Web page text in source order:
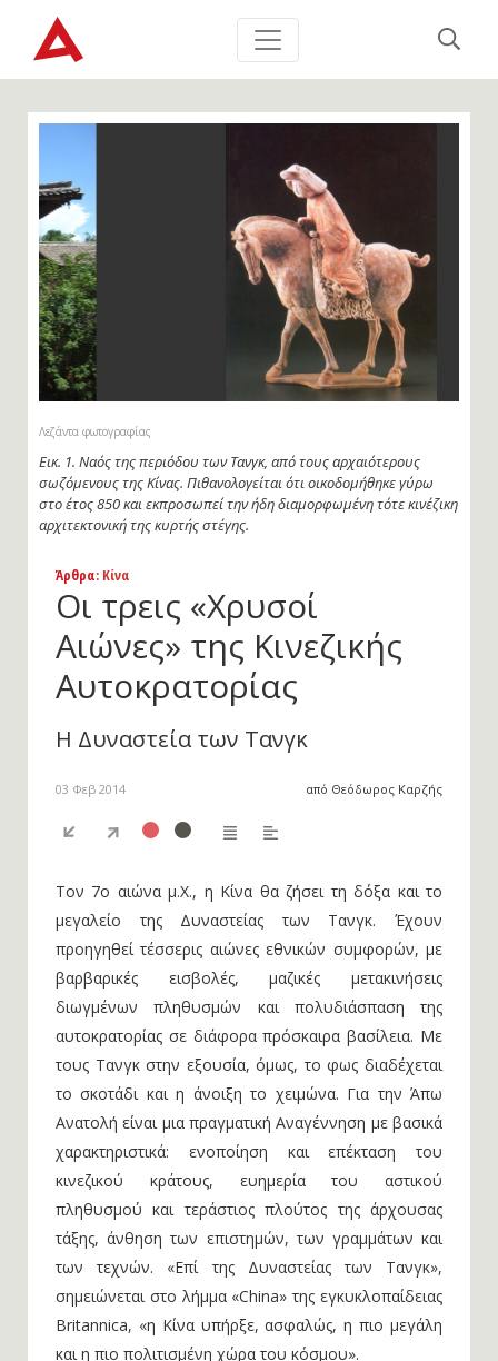
Λεζάντα φωτογραφίας
Εικ. 2. Αυτό το λεπτότατης τέχνης αγαλματίδιο ανασύρθηκε από το
ταφικό μνημείο της περιόδου των Τανγκ. Αποτελεί ένα από τα
τεκμήρια της εξαιρετικής θέσης των γυναικών στους «χρυσούς
αιώνες» της Κινεζικής Αυτοκρατορίας.
Άρθρα: Κίνα
Οι τρεις «Χρυσοί
Αιώνες» της Kινεζικής
Aυτοκρατορίας
Η Δυναστεία των Τανγκ
03 Φεβ 2014 από Θεόδωρος Καρζής
Τον 7ο αιώνα μ.Χ., η Κίνα θα ζήσει τη δόξα και το
μεγαλείο της Δυναστείας των Τανγκ. Έχουν
προηγηθεί τέσσερις αιώνες εθνικών συμφορών, με
βαρβαρικές εισβολές, μαζικές μετακινήσεις
διωγμένων πληθυσμών και πολυδιάσπαση της
αυτοκρατορίας σε διάφορα πρόσκαιρα βασίλεια. Με
τους Τανγκ στην εξουσία, όμως, το φως διαδέχεται
το σκοτάδι και η άνοιξη το χειμώνα. Για την Άπω
Ανατολή είναι μια πραγματική Αναγέννηση με βασικά
χαρακτηριστικά: ενοποίηση και επέκταση του
κινεζικού κράτους, ευημερία του αστικού
πληθυσμού και τεράστιος πλούτος της άρχουσας
τάξης, άνθηση των επιστημών, των γραμμάτων και
των τεχνών. «Επί της Δυναστείας των Τανγκ»,
σημειώνεται στο λήμμα «China» της εγκυκλοπαίδειας
Britannica, «η Κίνα υπήρξε, ασφαλώς, η πιο μεγάλη
και η πιο πολιτισμένη χώρα του κόσμου».